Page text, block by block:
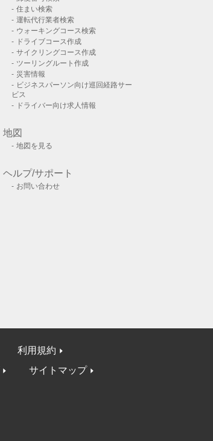
住まい検索
運転代行業者検索
ウォーキングコース検索
ドライブコース作成
サイクリングコース作成
ツーリングルート作成
災害情報
ビジネスパーソン向け巡回経路サー
ビス
ドライバー向け求人情報
地図
地図を見る
ヘルプ/サポート
お問い合わせ
利用規約
サイトマップ